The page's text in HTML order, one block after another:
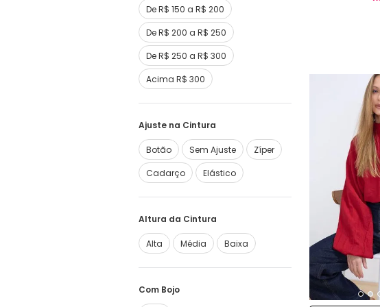
De R$ 150 a R$ 200
De R$ 200 a R$ 250
De R$ 250 a R$ 300
Acima R$ 300
Ajuste na Cintura
Botão Sem Ajuste
Zíper
Cadarço
Elástico
Altura da Cintura
Alta Média Baixa
Com Bojo